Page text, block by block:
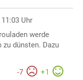
Uhr
werde
dünsten. Dazu
-7 +1